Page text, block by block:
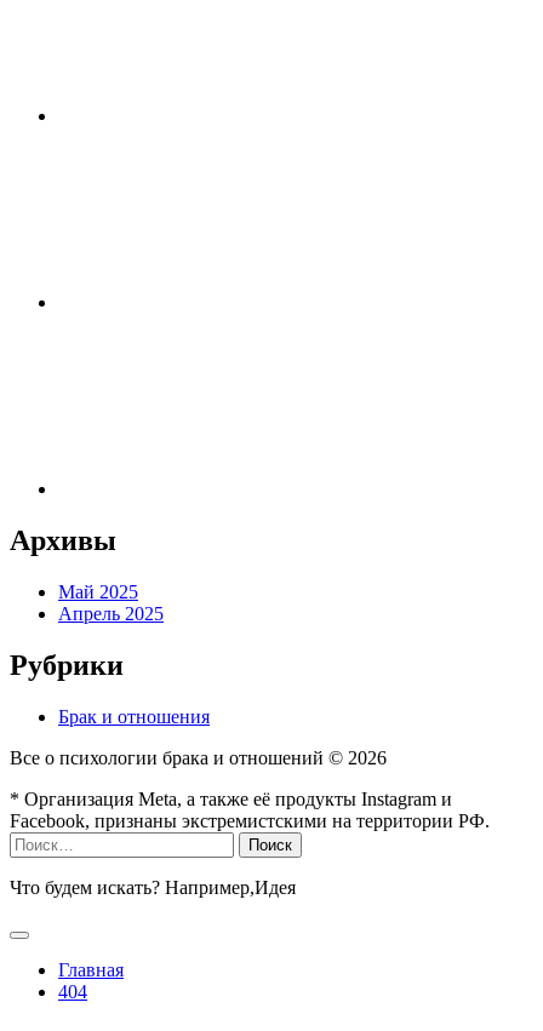
Архивы
Май 2025
Апрель 2025
Рубрики
Брак и отношения
Все о психологии брака и отношений © 2026
* Организация Meta, а также её продукты Instagram и
Facebook, признаны экстремистскими на территории РФ.
Найти:
Что будем искать? Например,Идея
Главная
404